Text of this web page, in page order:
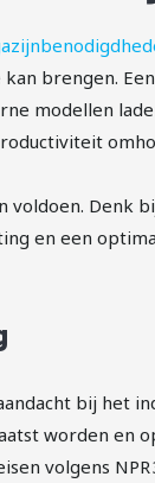
brengen.
modellen
voldoen. Denk
en een
bij het
worden en
volgens